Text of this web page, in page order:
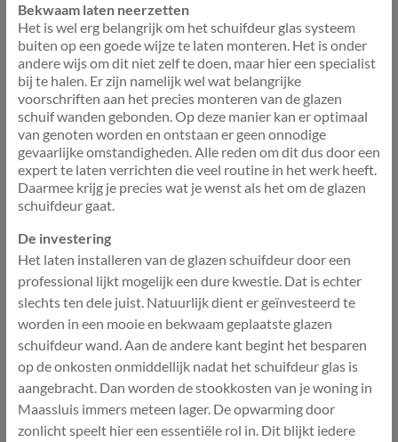
Bekwaam laten neerzetten
Het is wel erg belangrijk om het schuifdeur glas systeem
buiten op een goede wijze te laten monteren. Het is onder
andere wijs om dit niet zelf te doen, maar hier een specialist
bij te halen. Er zijn namelijk wel wat belangrijke
voorschriften aan het precies monteren van de glazen
schuif wanden gebonden. Op deze manier kan er optimaal
van genoten worden en ontstaan er geen onnodige
gevaarlijke omstandigheden. Alle reden om dit dus door een
expert te laten verrichten die veel routine in het werk heeft.
Daarmee krijg je precies wat je wenst als het om de glazen
schuifdeur gaat.
De investering
Het laten installeren van de glazen schuifdeur door een
professional lijkt mogelijk een dure kwestie. Dat is echter
slechts ten dele juist. Natuurlijk dient er geïnvesteerd te
worden in een mooie en bekwaam geplaatste glazen
schuifdeur wand. Aan de andere kant begint het besparen
op de onkosten onmiddellijk nadat het schuifdeur glas is
aangebracht. Dan worden de stookkosten van je woning in
Maassluis immers meteen lager. De opwarming door
zonlicht speelt hier een essentiële rol in. Dit blijkt iedere